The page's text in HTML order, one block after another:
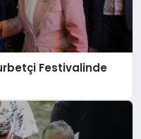
Festivalinde